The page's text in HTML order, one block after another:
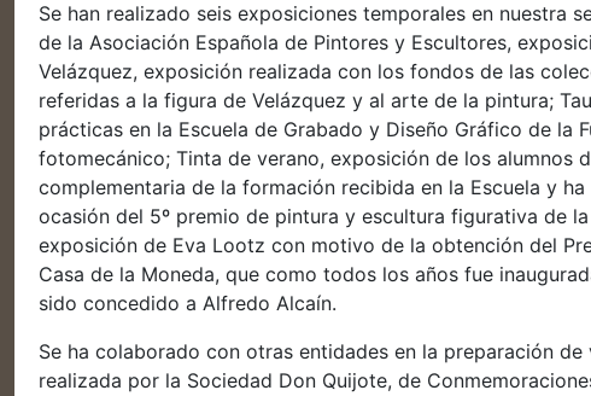
Se han realizado seis exposiciones temporales en nuestra
de la Asociación Española de Pintores y Escultores,
Velázquez, exposición realizada con los fondos de las
referidas a la figura de Velázquez y al arte de la pintura;
prácticas en la Escuela de Grabado y Diseño Gráfico de la
fotomecánico; Tinta de verano, exposición de los alumnos
complementaria de la formación recibida en la Escuela y
ocasión del 5º premio de pintura y escultura figurativa de
exposición de Eva Lootz con motivo de la obtención del
Casa de la Moneda, que como todos los años fue
sido concedido a Alfredo Alcaín.
Se ha colaborado con otras entidades en la preparación
realizada por la Sociedad Don Quijote, de